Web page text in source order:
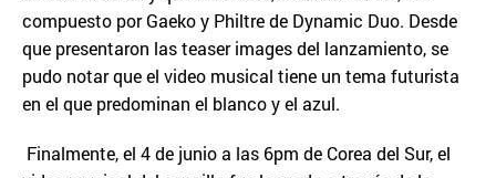
compuesto por Gaeko y Philtre de Dynamic Duo. Desde
que presentaron las teaser images del lanzamiento, se
pudo notar que el video musical tiene un tema futurista
en el que predominan el blanco y el azul.
Finalmente, el 4 de junio a las 6pm de Corea del Sur, el